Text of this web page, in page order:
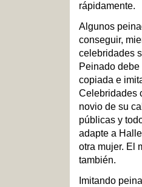
rápidamente.
Algunos
conseguir,
celebridades
Peinado
copiada e
Celebridades
novio de su
públicas y
adapte a
otra mujer. El
también.
Imitando